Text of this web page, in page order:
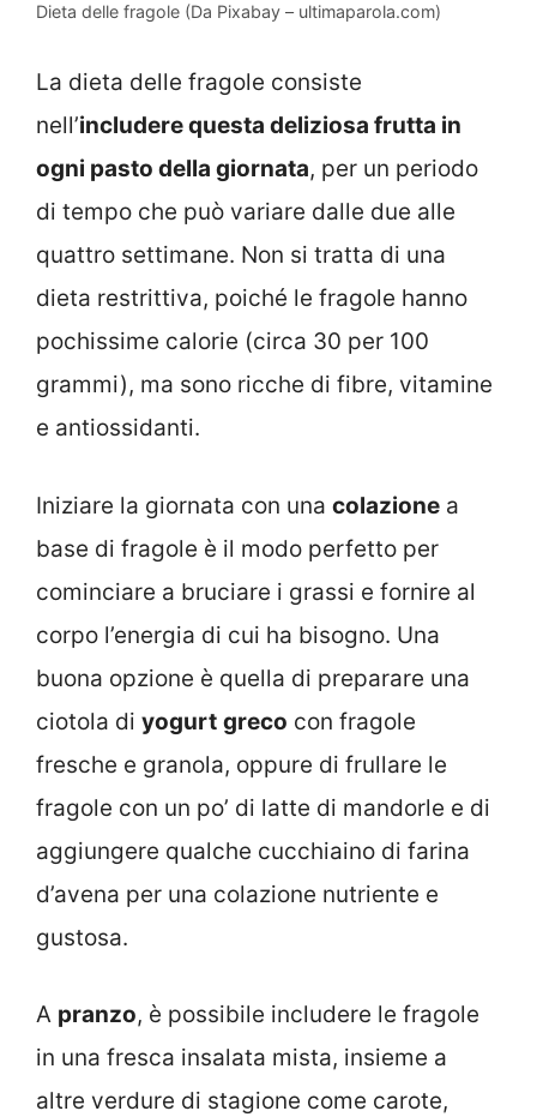
Dieta delle fragole (Da Pixabay – ultimaparola.com)
La dieta delle fragole consiste
nell’includere questa deliziosa frutta in
ogni pasto della giornata, per un periodo
di tempo che può variare dalle due alle
quattro settimane. Non si tratta di una
dieta restrittiva, poiché le fragole hanno
pochissime calorie (circa 30 per 100
grammi), ma sono ricche di fibre, vitamine
e antiossidanti.
Iniziare la giornata con una colazione a
base di fragole è il modo perfetto per
cominciare a bruciare i grassi e fornire al
corpo l’energia di cui ha bisogno. Una
buona opzione è quella di preparare una
ciotola di yogurt greco con fragole
fresche e granola, oppure di frullare le
fragole con un po’ di latte di mandorle e di
aggiungere qualche cucchiaino di farina
d’avena per una colazione nutriente e
gustosa.
A pranzo, è possibile includere le fragole
in una fresca insalata mista, insieme a
altre verdure di stagione come carote,